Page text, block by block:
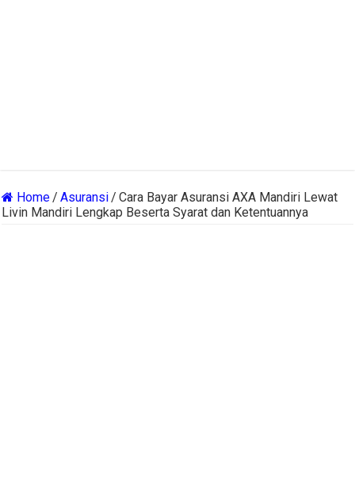
Home/ Asuransi/ Cara Bayar Asuransi AXA Mandiri Lewat
Livin Mandiri Lengkap Beserta Syarat dan Ketentuannya